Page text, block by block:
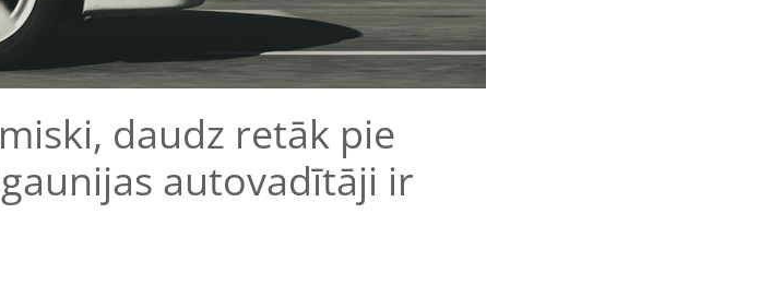
daudz retāk pie
autovadītāji ir